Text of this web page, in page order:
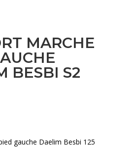
MARCHE
BESBI S2
gauche Daelim Besbi 125